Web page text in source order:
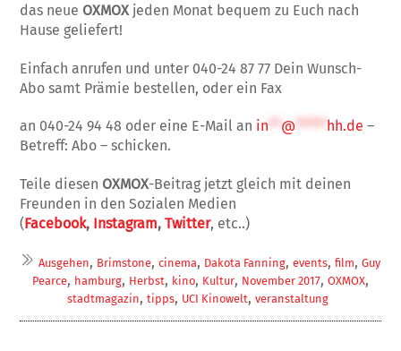
das neue OXMOX jeden Monat bequem zu Euch nach
Hause geliefert!
Einfach anrufen und unter 040-24 87 77 Dein Wunsch-
Abo samt Prämie bestellen, oder ein Fax
an 040-24 94 48 oder eine E-Mail an in**@***** hh.de –
Betreff: Abo – schicken.
Teile diesen OXMOX-Beitrag jetzt gleich mit deinen
Freunden in den Sozialen Medien
(Facebook, Instagram,Twitter, etc..)
Ausgehen, Brimstone, cinema, Dakota Fanning, events, film, Guy
Pearce, hamburg, Herbst, kino, Kultur, November 2017, OXMOX,
stadtmagazin, tipps, UCI Kinowelt, veranstaltung